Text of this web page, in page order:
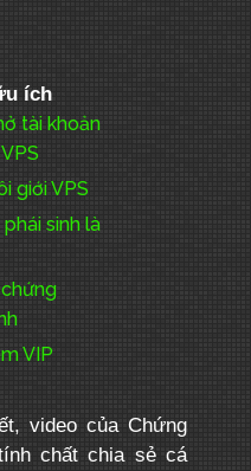
ích
tài khoản
giới VPS
sinh là
VIP
video của Chứng
chất chia sẻ cá